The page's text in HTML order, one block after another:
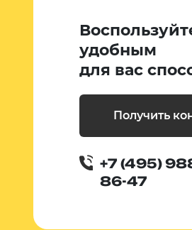
удобным
для вас
Получить
+7 (495)
86-47